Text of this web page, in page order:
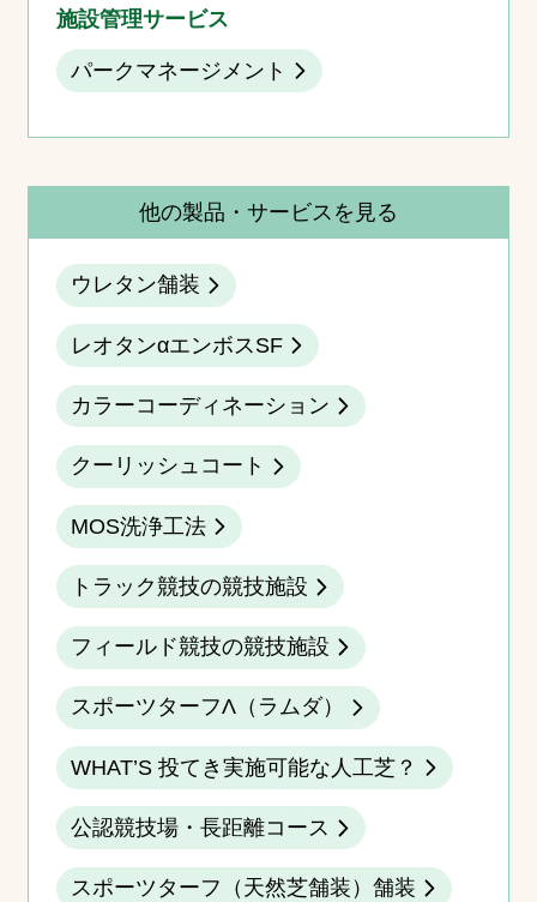
施設管理サービス
パークマネージメント
他の製品・サービスを見る
ウレタン舗装
レオタンαエンボスSF
カラーコーディネーション
クーリッシュコート
MOS洗浄工法
トラック競技の競技施設
フィールド競技の競技施設
スポーツターフΛ（ラムダ）
WHAT’S 投てき実施可能な人工芝？
公認競技場・長距離コース
スポーツターフ（天然芝舗装）舗装